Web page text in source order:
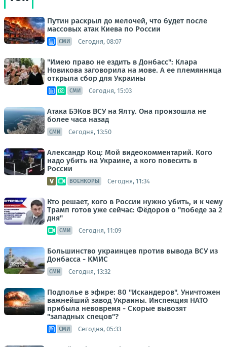
Путин раскрыл до мелочей, что будет после
массовых атак Киева по России
СМИ Сегодня, 08:07
"Имею право не ездить в Донбасс": Клара
Новикова заговорила на мове. А ее племянница
открыла сбор для Украины
СМИ Сегодня, 15:03
Атака БЭКов ВСУ на Ялту. Она произошла не
более часа назад
СМИ Сегодня, 13:50
Александр Коц: Мой видеокомментарий. Кого
надо убить на Украине, а кого повесить в
России
ВОЕНКОРЫ Сегодня, 11:34
Кто решает, кого в России нужно убить, и к чему
Трамп готов уже сейчас: Фёдоров о "победе за 2
дня"
СМИ Сегодня, 11:09
Большинство украинцев против вывода ВСУ из
Донбасса - КМИС
СМИ Сегодня, 13:32
Подполье в эфире: 80 "Искандеров". Уничтожен
важнейший завод Украины. Инспекция НАТО
прибыла невовремя - Скорые вывозят
"западных спецов"?
СМИ Сегодня, 05:33